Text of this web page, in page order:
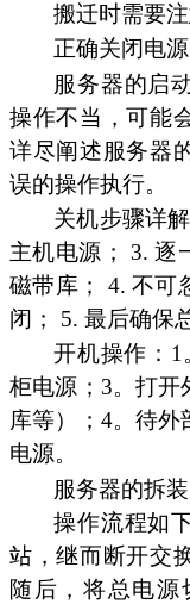
搬迁时需要
正确关闭电源
服务器的启
操作不当，可能
详尽阐述服务器
误的操作执行。
关机步骤详
主机电源； 3. 逐
磁带库； 4. 不可
闭； 5. 最后确保
开机操作：
柜电源；3。打开
库等）；4。待
电源。
服务器的拆装
操作流程如
站，继而断开交
随后，将总电源